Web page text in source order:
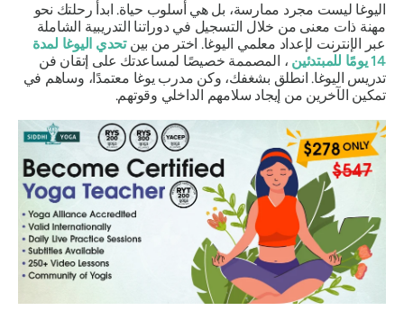
اليوغا ليست مجرد ممارسة، بل هي أسلوب حياة. ابدأ رحلتك نحو
مهنة ذات معنى من خلال التسجيل في دوراتنا التدريبية الشاملة
عبر الإنترنت لإعداد معلمي اليوغا. اختر من بينتحدي اليوغا لمدة
14 يومًا للمبتدئين
، المصممة خصيصًا لمساعدتك على إتقان فن
تدريس اليوغا. انطلق بشغفك، وكن مدرب يوغا معتمدًا، وساهم في
تمكين الآخرين من إيجاد سلامهم الداخلي وقوتهم.